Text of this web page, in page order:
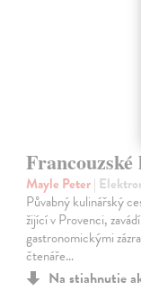
Francouzské
Mayle Peter|
Půvabný kulinářský
žijící v Provenci,
gastronomickými
čtenáře…
Na stiahnutie